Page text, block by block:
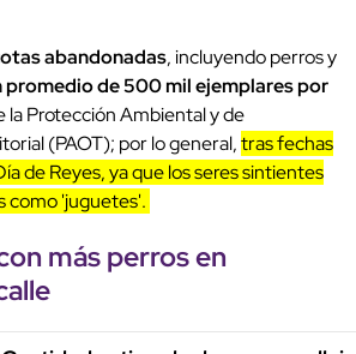
abandonadas, incluyendo perros y
promedio de 500 mil ejemplares por
la Protección Ambiental y de
(PAOT); por lo general,tras fechas
de Reyes, ya que los seres sintientes
como 'juguetes'.
más perros en